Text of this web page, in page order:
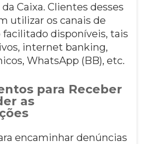
Caixa. Clientes desses
utilizar os canais de
disponíveis, tais
internet banking,
WhatsApp (BB), etc.
para Receber
as
encaminhar denúncias